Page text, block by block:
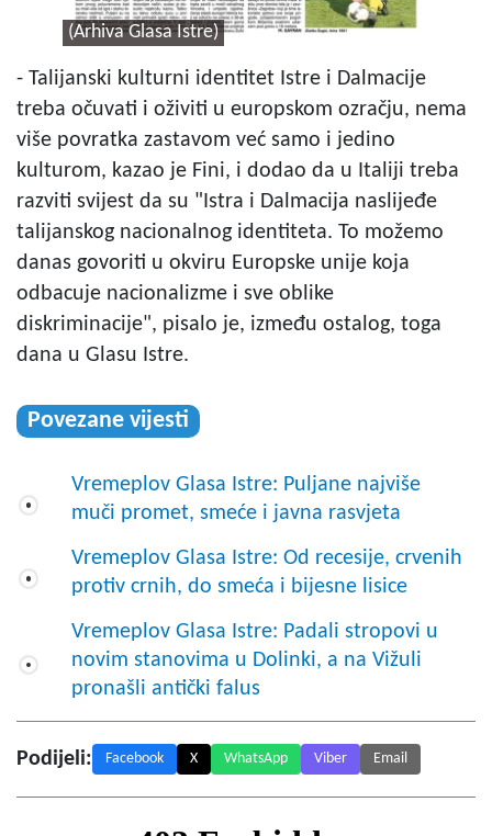
(Arhiva Glasa Istre)
- Talijanski kulturni identitet Istre i Dalmacije
treba očuvati i oživiti u europskom ozračju, nema
više povratka zastavom već samo i jedino
kulturom, kazao je Fini, i dodao da u Italiji treba
razviti svijest da su "Istra i Dalmacija naslijeđe
talijanskog nacionalnog identiteta. To možemo
danas govoriti u okviru Europske unije koja
odbacuje nacionalizme i sve oblike
diskriminacije", pisalo je, između ostalog, toga
dana u Glasu Istre.
Povezane vijesti
Vremeplov Glasa Istre: Puljane najviše
muči promet, smeće i javna rasvjeta
Vremeplov Glasa Istre: Od recesije, crvenih
protiv crnih, do smeća i bijesne lisice
Vremeplov Glasa Istre: Padali stropovi u
novim stanovima u Dolinki, a na Vižuli
pronašli antički falus
Podijeli: Facebook X WhatsApp Viber Email